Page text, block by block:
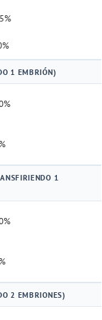
1 EMBRIÓN)
1
2 EMBRIONES)